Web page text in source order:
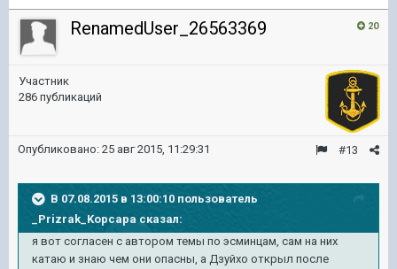
20
RenamedUser_26563369
Участник
286 публикаций
#13
Опубликовано: 25 авг 2015, 11:29:31
В 07.08.2015 в 13:00:10 пользователь
_Prizrak_Kopcapa сказал:
я вот согласен с автором темы по эсминцам, сам на них
катаю и знаю чем они опасны, а Дзуйхо открыл после